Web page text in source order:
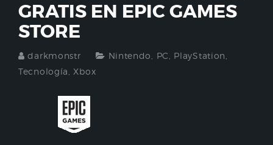
GRATIS EN EPIC GAMES
STORE
darkmonstr Nintendo PC PlayStation
Tecnología
Xbox